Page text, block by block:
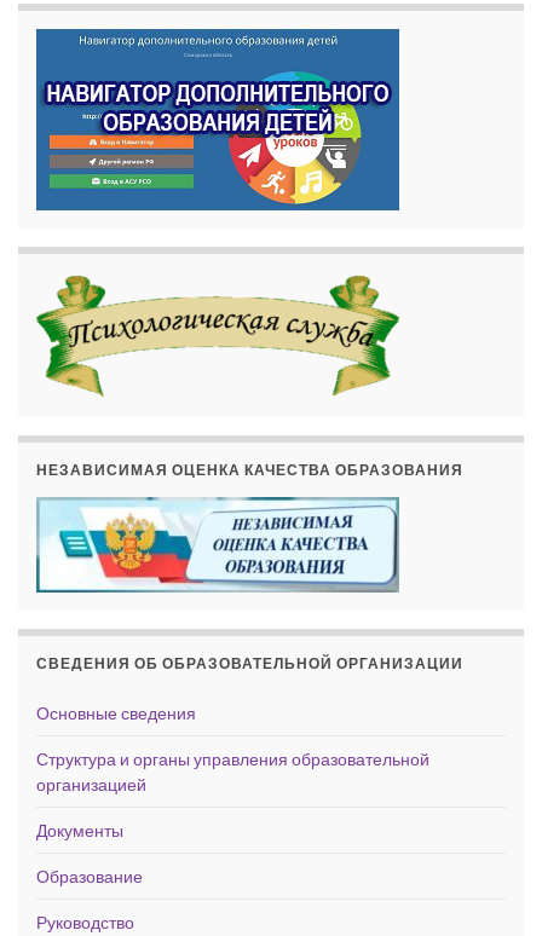
НЕЗАВИСИМАЯ ОЦЕНКА КАЧЕСТВА ОБРАЗОВАНИЯ
СВЕДЕНИЯ ОБ ОБРАЗОВАТЕЛЬНОЙ ОРГАНИЗАЦИИ
Основные сведения
Структура и органы управления образовательной
организацией
Документы
Образование
Руководство